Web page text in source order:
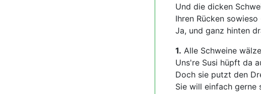
Und die dicken
Ihren Rücken
Ja, und ganz hinten
1. Alle Schweine
Uns're Susi hüpft da
Doch sie putzt den
Sie will einfach gerne